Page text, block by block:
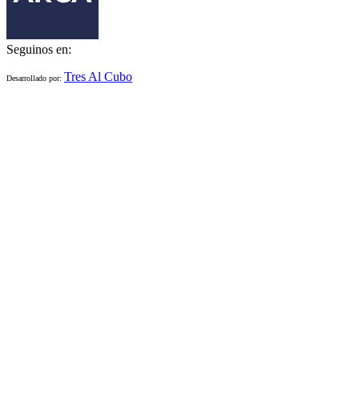
Seguinos en:
Desarrollado por: Tres Al Cubo